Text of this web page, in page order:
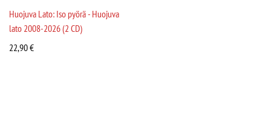
Huojuva Lato: Iso pyörä - Huojuva
lato 2008-2026 (2 CD)
22,90€